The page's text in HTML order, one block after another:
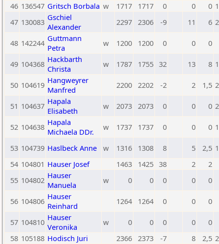
46 136547 Gritsch Borbala w 1717 1717 0 0 0
47 130083 Gschiel
Alexander
2297 2306 -9 11 6
48 142244 Guttmann
Petra
w 1200 1200 0 0 0
49 104368 Hackbarth
Christa
w 1787 1755 32 13 8
50 104619 Hangweyrer
Manfred
2200 2202 -2 2 1,5
51 104637 Hapala
Elisabeth
w 2073 2073 0 0 0
52 104638 Hapala
Michaela DDr.
w 1737 1737 0 0 0
53 104739 Haslbeck Anne w 1316 1308 8 5 2,5
54 104801 Hauser Josef 1463 1425 38 2
2
55 104802 Hauser
Manuela
w 0 0 0 0 0
56 104806 Hauser
Reinhard
1264 1264 0 0 0
57 104810 Hauser
Veronika
w 0 0 0 0
0
58 105188 Hodisch Juri 2366 2373 -7 8 2,5